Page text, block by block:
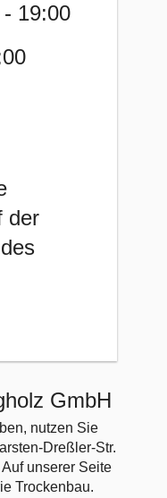
19:00
der
GmbH
nutzen Sie
Dreßler-Str.
unserer Seite
Trockenbau.